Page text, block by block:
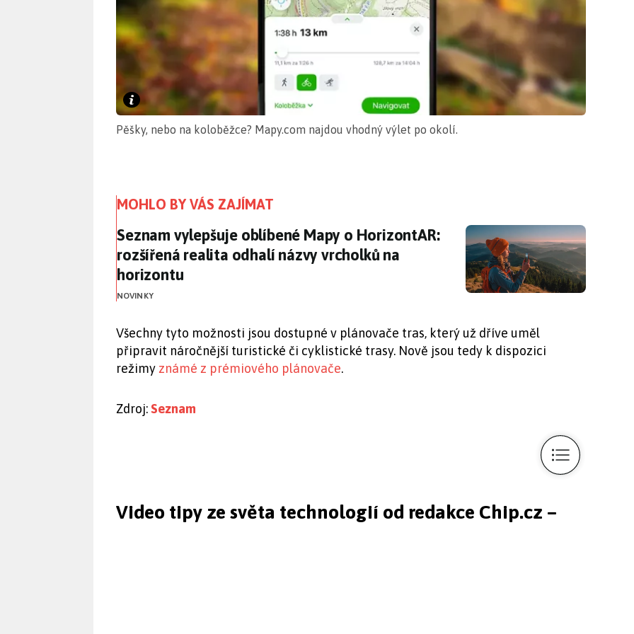
Pěšky, nebo na koloběžce? Mapy.com najdou vhodný výlet po okolí.
MOHLO BY VÁS ZAJÍMAT
Seznam vylepšuje oblíbené Mapy o HorizontAR: rozšířená realita odhalí
Seznam vylepšuje oblíbené Mapy o HorizontAR:
rozšířená realita odhalí názvy vrcholků na
horizontu
NOVINKY
Všechny tyto možnosti jsou dostupné v plánovače tras, který už dříve uměl
připravit náročnější turistické či cyklistické trasy. Nově jsou tedy k dispozici
režimy známé z prémiového plánovače.
Zdroj: Seznam
Video tipy ze světa technologií od redakce Chip.cz –